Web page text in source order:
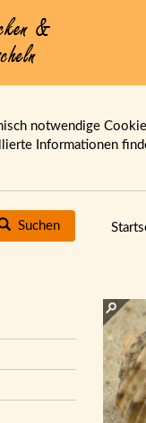
notwendige
Informationen
Suchen